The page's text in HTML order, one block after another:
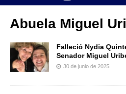
Abuela Miguel
Falleció Nydia
Senador Miguel
30 de junio de 2025